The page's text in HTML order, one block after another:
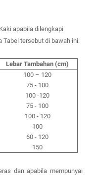
apabila dilengkapi
tersebut di bawah ini.
Lebar Tambahan (cm)
100 – 120
75 - 100
100 -120
75 - 100
100 - 120
100
60 - 120
150
dan apabila mempunyai